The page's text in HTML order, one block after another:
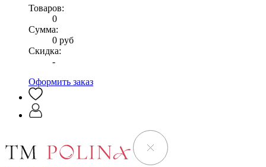
Товаров:
0
Сумма:
0 руб
Скидка:
-
Оформить заказ